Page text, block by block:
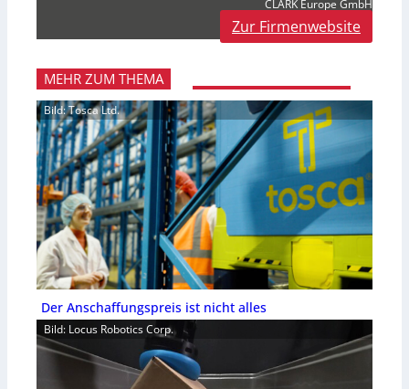
CLARK Europe GmbH
Zur Firmenwebsite
MEHR ZUM THEMA
Bild: Tosca Ltd.
Der Anschaffungspreis ist nicht alles
Bild: Locus Robotics Corp.